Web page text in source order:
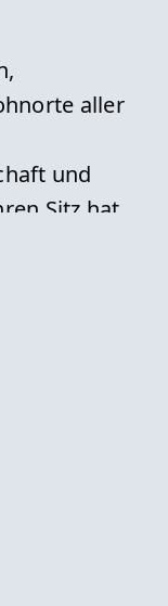
aller
und
Sitz hat,